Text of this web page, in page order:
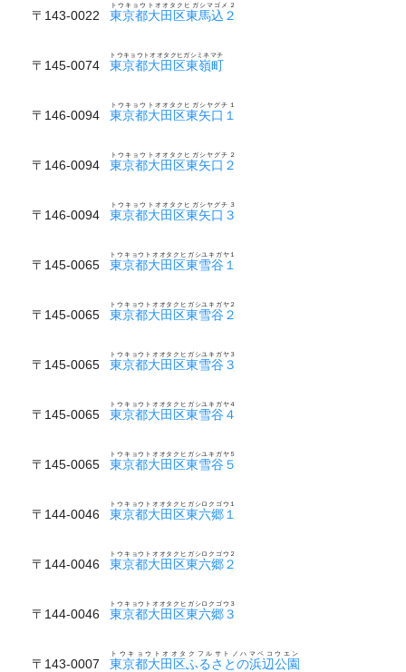
〒143-0022 東京都大田区東馬込２
トウキョウトオオタクヒガシマゴメ２
〒145-0074 東京都大田区東嶺町
トウキョウトオオタクヒガシミネマチ
〒146-0094 東京都大田区東矢口１
トウキョウトオオタクヒガシヤグチ１
〒146-0094 東京都大田区東矢口２
トウキョウトオオタクヒガシヤグチ２
〒146-0094 東京都大田区東矢口３
トウキョウトオオタクヒガシヤグチ３
〒145-0065 東京都大田区東雪谷１
トウキョウトオオタクヒガシユキガヤ１
〒145-0065 東京都大田区東雪谷２
トウキョウトオオタクヒガシユキガヤ２
〒145-0065 東京都大田区東雪谷３
トウキョウトオオタクヒガシユキガヤ３
〒145-0065 東京都大田区東雪谷４
トウキョウトオオタクヒガシユキガヤ４
〒145-0065 東京都大田区東雪谷５
トウキョウトオオタクヒガシユキガヤ５
〒144-0046 東京都大田区東六郷１
トウキョウトオオタクヒガシロクゴウ１
〒144-0046 東京都大田区東六郷２
トウキョウトオオタクヒガシロクゴウ２
〒144-0046 東京都大田区東六郷３
トウキョウトオオタクヒガシロクゴウ３
〒143-0007 東京都大田区ふるさとの浜辺公園
トウキョウトオオタクフルサトノハマベコウエン